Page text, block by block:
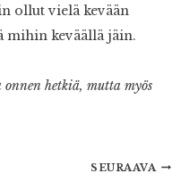
ollut vielä kevään
mihin keväällä jäin.
hetkiä, mutta myös
SEURAAVA